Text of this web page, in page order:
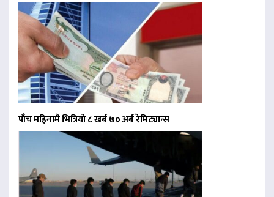
पाँच महिनामै भित्रियो ८ खर्ब ७० अर्ब रेमिट्यान्स